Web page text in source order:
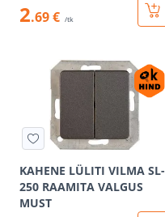
2.69 € /tk
KAHENE LÜLITI VILMA SL-
250 RAAMITA VALGUS
MUST